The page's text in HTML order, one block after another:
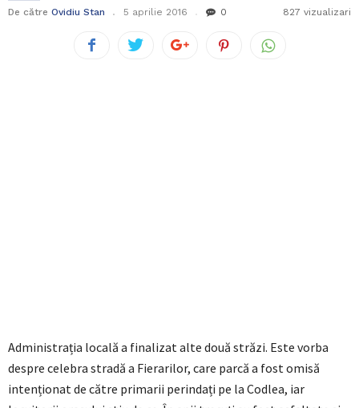
De către Ovidiu Stan 5 aprilie 2016 0 827 vizualizari
Administrația locală a finalizat alte două străzi. Este vorba
despre celebra stradă a Fierarilor, care parcă a fost omisă
intenționat de către primarii perindați pe la Codlea, iar